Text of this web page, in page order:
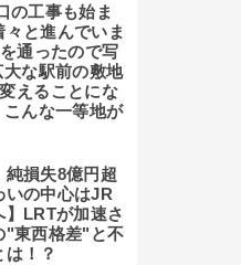
の工事も始ま
々と進んでいま
通ったので写
な駅前の敷地
えることにな
んな一等地が
純損失8億円超
いの中心はJR
】LRTが加速さ
"東西格差"と不
！？